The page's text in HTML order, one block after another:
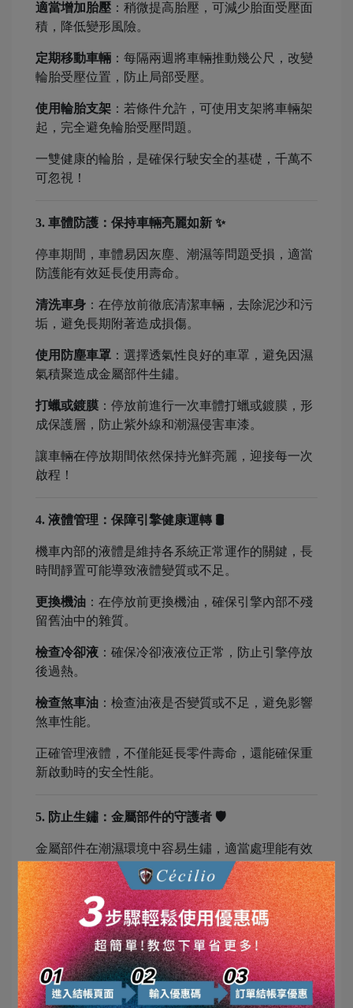
適當增加胎壓 ：稍微提高胎壓，可減少胎面受壓面
積，降低變形風險。
定期移動車輛 ：每隔兩週將車輛推動幾公尺，改變
輪胎受壓位置，防止局部受壓。
使用輪胎支架 ：若條件允許，可使用支架將車輛架
起，完全避免輪胎受壓問題。
一雙健康的輪胎，是確保行駛安全的基礎，千萬不
可忽視！
3. 車體防護：保持車輛亮麗如新 ✨
停車期間，車體易因灰塵、潮濕等問題受損，適當
防護能有效延長使用壽命。
清洗車身 ：在停放前徹底清潔車輛，去除泥沙和污
垢，避免長期附著造成損傷。
使用防塵車罩 ：選擇透氣性良好的車罩，避免因濕
氣積聚造成金屬部件生鏽。
打蠟或鍍膜 ：停放前進行一次車體打蠟或鍍膜，形
成保護層，防止紫外線和潮濕侵害車漆。
讓車輛在停放期間依然保持光鮮亮麗，迎接每一次
啟程！
4. 液體管理：保障引擎健康運轉 🛢️
機車內部的液體是維持各系統正常運作的關鍵，長
時間靜置可能導致液體變質或不足。
更換機油 ：在停放前更換機油，確保引擎內部不殘
留舊油中的雜質。
檢查冷卻液 ：確保冷卻液液位正常，防止引擎停放
後過熱。
檢查煞車油 ：檢查油液是否變質或不足，避免影響
煞車性能。
正確管理液體，不僅能延長零件壽命，還能確保重
新啟動時的安全性能。
5. 防止生鏽：金屬部件的守護者 🛡️
金屬部件在潮濕環境中容易生鏽，適當處理能有效
避免損壞。
使用防鏽劑：在金屬部件（如排氣管、腳踏板）上
噴塗防鏽劑，形成保護層。
選擇乾燥停放環境：盡量將車輛停放在通風良好的
地方，避免潮濕空氣的侵蝕。
定期檢查：若發現部件已有輕微鏽斑，立即清除並